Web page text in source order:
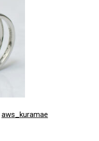
aws_kuramae